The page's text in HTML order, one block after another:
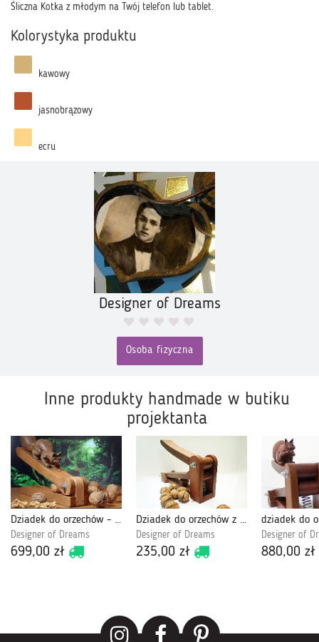
Śliczna Kotka z młodym na Twój telefon lub tablet.
Kolorystyka produktu
kawowy
jasnobrązowy
ecru
Designer of Dreams
Osoba fizyczna
Inne produkty handmade w butiku
projektanta
Dziadek do orzechów - rzeźbiona wiewiórka
Designer of Dreams
699,00 zł
Dziadek do orzechów z drewna, bardzo "silny"
Designer of Dreams
235,00 zł
Designer of
880,00 zł